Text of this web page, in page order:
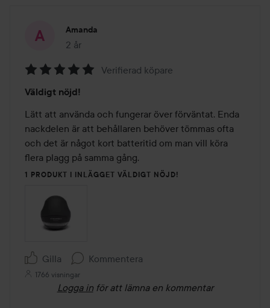
Amanda
2 år
Inlägget skapades 2 år
5
av
5
Verifierad köpare
Väldigt nöjd!
Lätt att använda och fungerar över förväntat. Enda
nackdelen är att behållaren behöver tömmas ofta
och det är något kort batteritid om man vill köra
flera plagg på samma gång.
1 PRODUKT I INLÄGGET VÄLDIGT NÖJD!
Gilla Kommentera
1766 visningar
Logga in för att lämna en kommentar